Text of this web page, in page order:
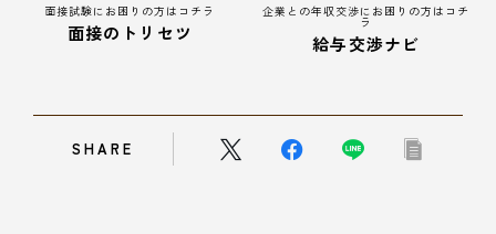
面接試験にお困りの方はコチラ
面接のトリセツ
企業との年収交渉にお困りの方はコチ
ラ
給与交渉ナビ
SHARE